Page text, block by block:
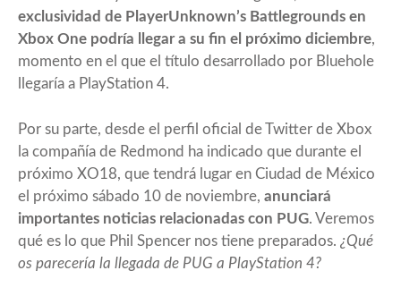
exclusividad de PlayerUnknown’s Battlegrounds en
Xbox One podría llegar a su fin el próximo diciembre,
momento en el que el título desarrollado por Bluehole
llegaría a PlayStation 4.
Por su parte, desde el perfil oficial de Twitter de Xbox
la compañía de Redmond ha indicado que durante el
próximo XO18, que tendrá lugar en Ciudad de México
el próximo sábado 10 de noviembre, anunciará
importantes noticias relacionadas con PUG. Veremos
qué es lo que Phil Spencer nos tiene preparados. ¿Qué
os parecería la llegada de PUG a PlayStation 4?